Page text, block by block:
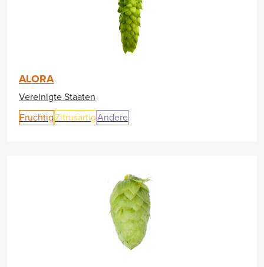
ALORA
Vereinigte Staaten
FruchtigZitrusartigAndere